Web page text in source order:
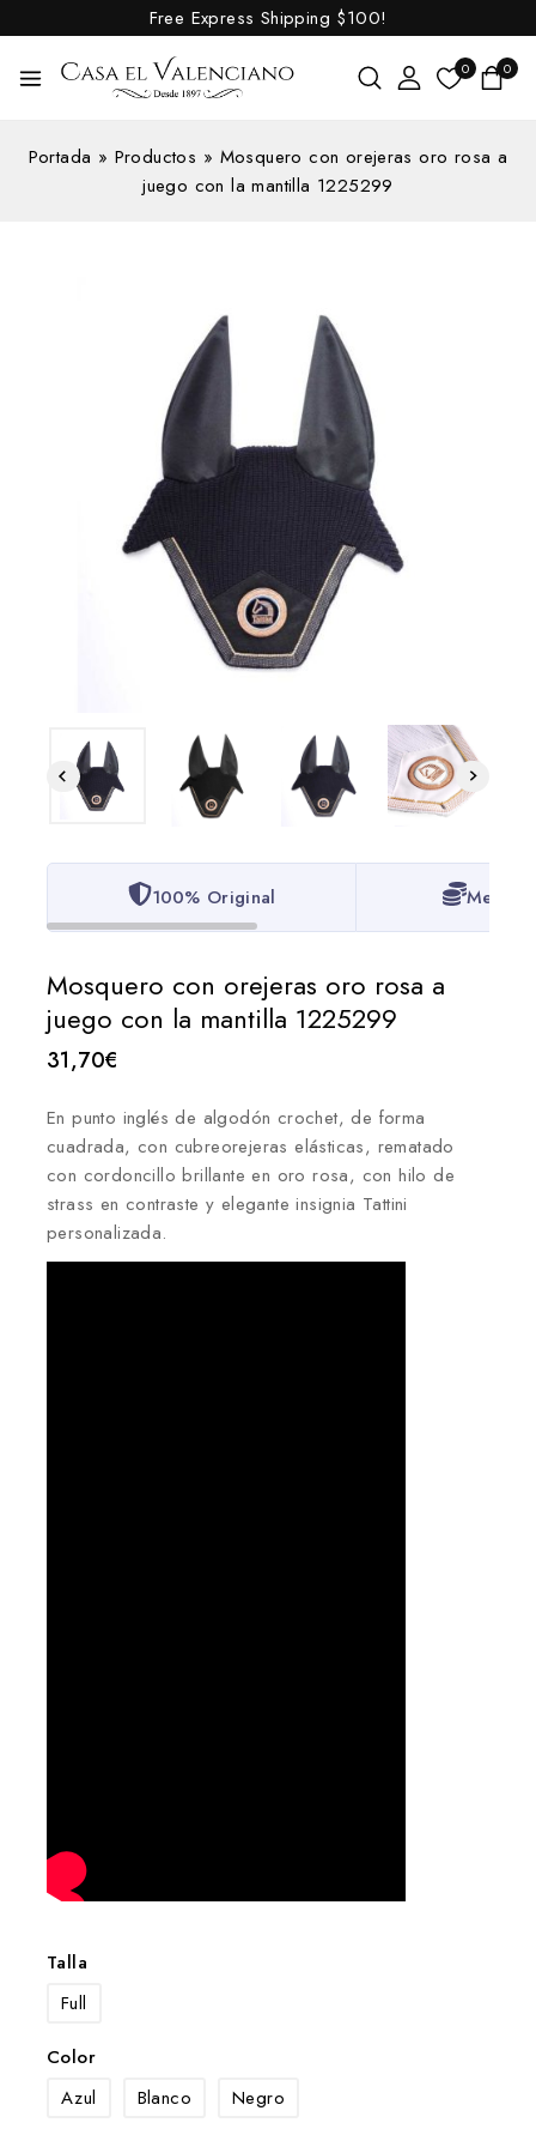
Free Express Shipping $100!
0 0
Portada » Productos » Mosquero con orejeras oro rosa a
juego con la mantilla 1225299
100% Original Mejor
Mosquero con orejeras oro rosa a
juego con la mantilla 1225299
31,70€
En punto inglés de algodón crochet, de forma
cuadrada, con cubreorejeras elásticas, rematado
con cordoncillo brillante en oro rosa, con hilo de
strass en contraste y elegante insignia Tattini
personalizada.
Talla
Full
Color
Azul
Blanco Negro